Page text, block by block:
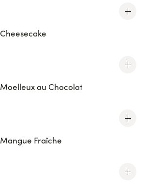
Cheesecake
Moelleux au Chocolat
Mangue Fraîche